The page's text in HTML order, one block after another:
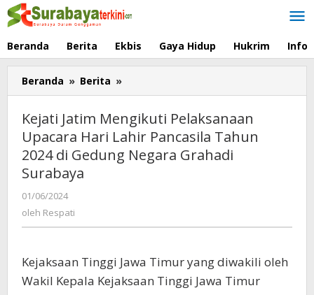
Lewati
ke
Beranda Berita Ekbis Gaya Hidup Hukrim Info
Beranda » Berita »
Jatim
Mengikuti
Pelaksanaan
Upacara
Hari
di
Negara
Surabaya
Kejati Jatim Mengikuti Pelaksanaan
Upacara Hari Lahir Pancasila Tahun
2024 di Gedung Negara Grahadi
Surabaya
01/06/2024
oleh Respati
Kejaksaan Tinggi Jawa Timur yang diwakili oleh
Wakil Kepala Kejaksaan Tinggi Jawa Timur